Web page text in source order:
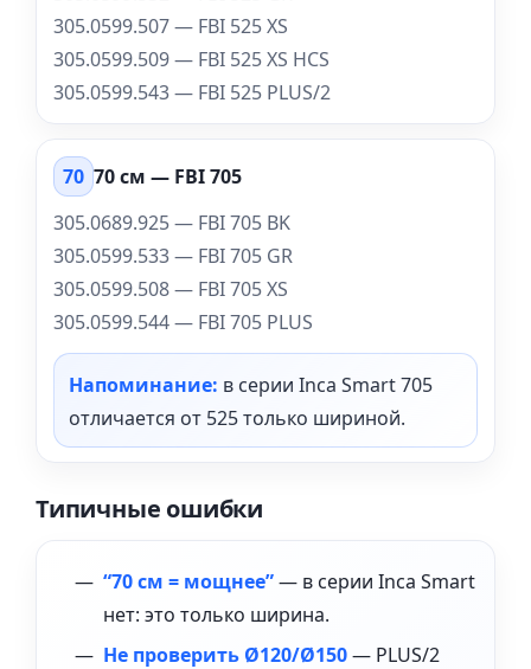
305.0599.507 — FBI 525 XS
305.0599.509 — FBI 525 XS HCS
305.0599.543 — FBI 525 PLUS/2
70 70 см — FBI 705
305.0689.925 — FBI 705 BK
305.0599.533 — FBI 705 GR
305.0599.508 — FBI 705 XS
305.0599.544 — FBI 705 PLUS
Напоминание: в серии Inca Smart 705
отличается от 525 только шириной.
Типичные ошибки
“70 см = мощнее”— в серии Inca Smart
нет: это только ширина.
Не проверить Ø120/Ø150— PLUS/2